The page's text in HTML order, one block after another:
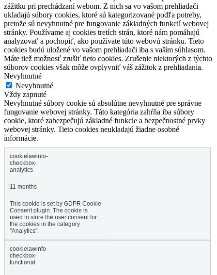
zážitku pri prechádzaní webom. Z nich sa vo vašom prehliadači
ukladajú súbory cookies, ktoré sú kategorizované podľa potreby,
pretože sú nevyhnutné pre fungovanie základných funkcií webovej
stránky. Používame aj cookies tretích strán, ktoré nám pomáhajú
analyzovať a pochopiť, ako používate túto webovú stránku. Tieto
cookies budú uložené vo vašom prehliadači iba s vaším súhlasom.
Máte tiež možnosť zrušiť tieto cookies. Zrušenie niektorých z týchto
súborov cookies však môže ovplyvniť váš zážitok z prehliadania.
Nevyhnutné
Nevyhnutné
Vždy zapnuté
Nevyhnutné súbory cookie sú absolútne nevyhnutné pre správne
fungovanie webovej stránky. Táto kategória zahŕňa iba súbory
cookie, ktoré zabezpečujú základné funkcie a bezpečnostné prvky
webovej stránky. Tieto cookies neukladajú žiadne osobné
informácie.
cookielawinfo-
checkbox-
analytics
11 months
This cookie is set by GDPR Cookie
Consent plugin. The cookie is
used to store the user consent for
the cookies in the category
"Analytics".
cookielawinfo-
checkbox-
functional